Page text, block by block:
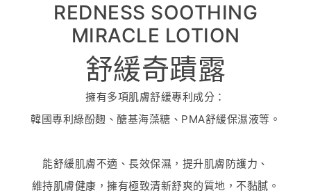
REDNESS SOOTHING
MIRACLE LOTION
舒緩奇蹟露
擁有多項肌膚舒緩專利成分：
韓國專利綠酚麴、醣基海藻糖、PMA舒緩保濕液等。
能舒緩肌膚不適、長效保濕，提升肌膚防護力、
維持肌膚健康，擁有極致清新舒爽的質地，不黏膩。